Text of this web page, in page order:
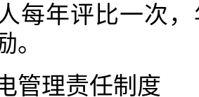
每年评比一次
。
管理责任制度